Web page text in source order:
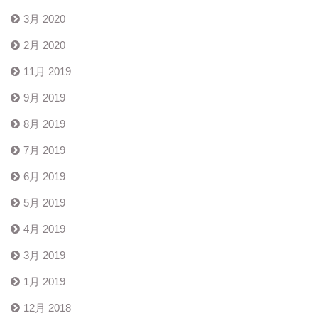
3月 2020
2月 2020
11月 2019
9月 2019
8月 2019
7月 2019
6月 2019
5月 2019
4月 2019
3月 2019
1月 2019
12月 2018